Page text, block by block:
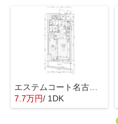
エステムコート名古屋上前津
7.7万円/ 1DK